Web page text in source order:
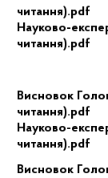
читання).pdf
Науково-
читання).pdf
Висновок
читання).pdf
Науково-
читання).pdf
Висновок